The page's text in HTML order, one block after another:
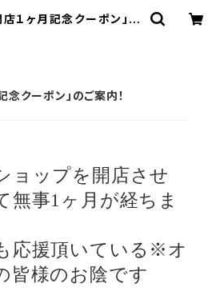
店１ヶ月記念クーポン」の
念クーポン」のご案内！
ョップを開店させ
無事1ヶ月が経ちま
応援頂いている※オ
皆様のお陰です